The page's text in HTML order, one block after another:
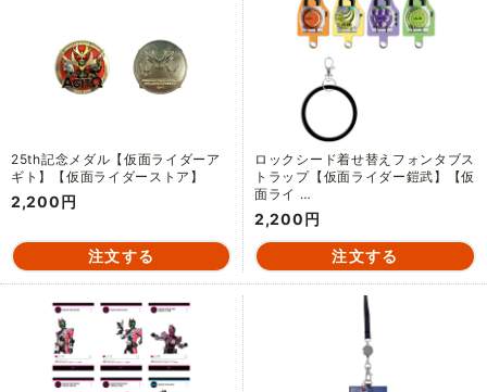
25th記念メダル【仮面ライダーア
ギト】【仮面ライダーストア】
2,200円
ロックシード着せ替えフォンタブス
トラップ【仮面ライダー鎧武】【仮
面ライ …
2,200円